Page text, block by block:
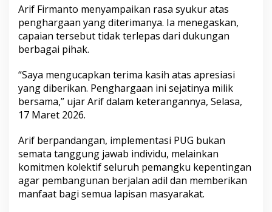
n
k
a
e
m
b
a
n
a
n
I
k
Arif Firmanto menyampaikan rasa syukur atas
penghargaan yang diterimanya. Ia menegaskan,
capaian tersebut tidak terlepas dari dukungan
berbagai pihak.
“Saya mengucapkan terima kasih atas apresiasi
yang diberikan. Penghargaan ini sejatinya milik
bersama,” ujar Arif dalam keterangannya, Selasa,
17 Maret 2026.
Arif berpandangan, implementasi PUG bukan
semata tanggung jawab individu, melainkan
komitmen kolektif seluruh pemangku kepentingan
agar pembangunan berjalan adil dan memberikan
manfaat bagi semua lapisan masyarakat.